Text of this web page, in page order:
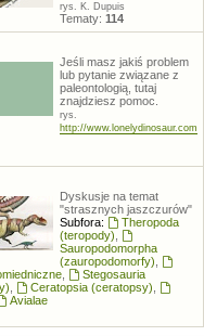
rys. K. Dupuis
Tematy: 114
Jeśli masz jakiś problem
lub pytanie związane z
paleontologią, tutaj
znajdziesz pomoc.
rys.
http://www.lonelydinosaur.com
Dyskusje na temat
"strasznych jaszczurów"
Subfora:
Theropoda
(teropody)
Sauropodomorpha
(zauropodomorfy)
Stegosauria
Ceratopsia (ceratopsy)
Avialae